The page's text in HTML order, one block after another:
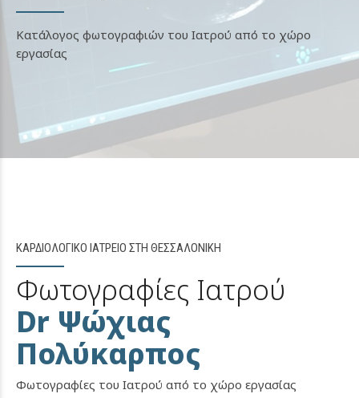
Κατάλογος φωτογραφιών του Ιατρού από το χώρο
εργασίας
ΚΑΡΔΙΟΛΟΓΙΚΟ ΙΑΤΡΕΙΟ ΣΤΗ ΘΕΣΣΑΛΟΝΙΚΗ
Φωτογραφίες Ιατρού
Dr Ψώχιας
Πολύκαρπος
Φωτογραφίες του Ιατρού από το χώρο εργασίας